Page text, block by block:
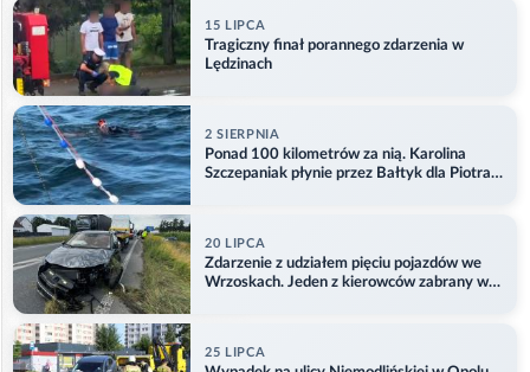
15 LIPCA
Tragiczny finał porannego zdarzenia w
Lędzinach
2 SIERPNIA
Ponad 100 kilometrów za nią. Karolina
Szczepaniak płynie przez Bałtyk dla Piotra.
20 LIPCA
Zdarzenie z udziałem pięciu pojazdów we
Wrzoskach. Jeden z kierowców zabrany w
25 LIPCA